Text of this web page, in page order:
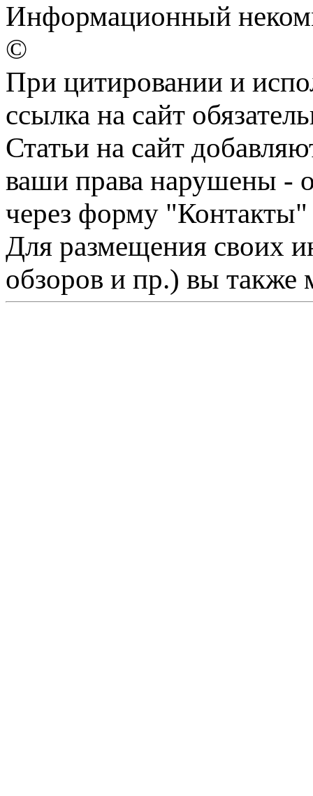
Информационный
©
При цитировании и
ссылка на сайт
Статьи на сайт
ваши права нарушены -
через форму "Контакты"
Для размещения своих
обзоров и пр.) вы также